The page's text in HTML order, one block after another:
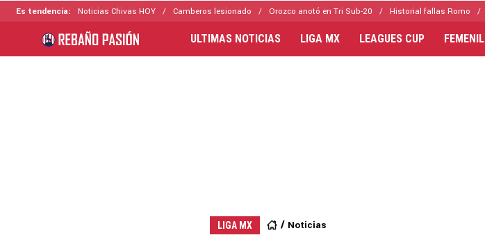
Es tendencia: Noticias Chivas HOY Camberos lesionado Orozco anotó en Tri Sub-20 Historial fallas Romo
ULTIMAS NOTICIAS LIGA MX LEAGUES CUP FEMENIL
LIGA MX Noticias